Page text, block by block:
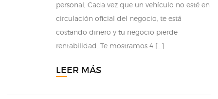
personal, Cada vez que un vehículo no esté en
circulación oficial del negocio, te está
costando dinero y tu negocio pierde
rentabilidad. Te mostramos 4 […]
LEER MÁS